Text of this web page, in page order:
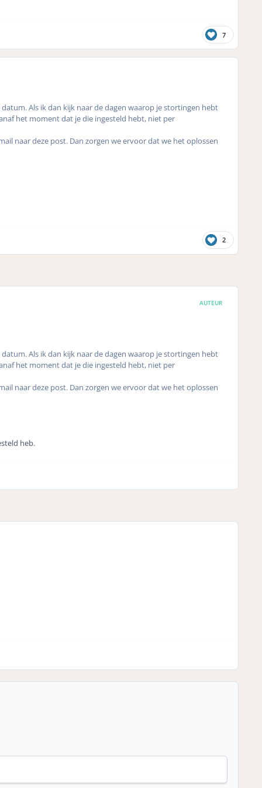
7
Als ik dan kijk naar de dagen waarop je stortingen hebt
het moment dat je die ingesteld hebt, niet per
naar deze post. Dan zorgen we ervoor dat we het oplossen
2
AUTEUR
Als ik dan kijk naar de dagen waarop je stortingen hebt
het moment dat je die ingesteld hebt, niet per
naar deze post. Dan zorgen we ervoor dat we het oplossen
heb.